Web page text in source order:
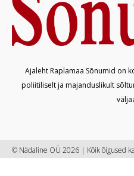
Ajaleht Raplamaa Sõnumid on
poliitiliselt ja majanduslikult
© Nädaline OÜ 2026 | Kõik õigused